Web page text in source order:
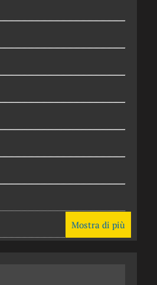
Mostra di più